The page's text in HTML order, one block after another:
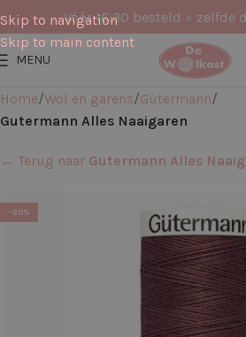
Skip to navigation
Skip to main content
Vóór 16:30 besteld = zelfde
MENU
Home Wol en garens Gütermann
Gutermann Alles Naaigaren
← Terug naar Gutermann Alles
-20%